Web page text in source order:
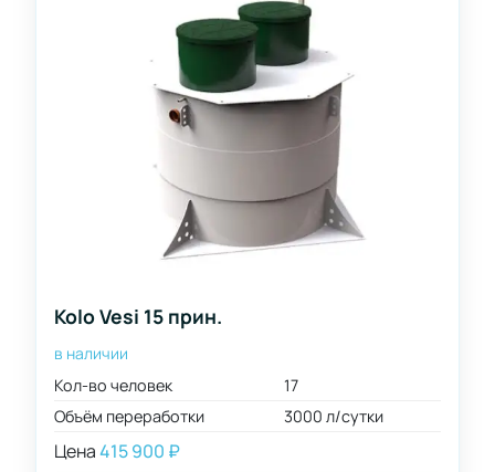
Kolo Vesi 15 прин.
в наличии
Кол-во человек
17
Объём переработки
3000 л/сутки
Цена415 900 ₽